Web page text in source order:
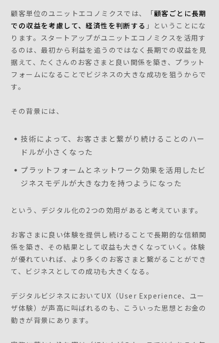
顧客単位のユニットエコノミクスでは、「顧客ごとに長期
での収益を考慮して、経済性を判断する 」ということにな
ります。スタートアップがユニットエコノミクスを活用す
るのは、最初から利益を追うのではなく長期での収益を見
据えて、たくさんのお客さまと良い関係を築き、プラット
フォームになることでビジネスの大きな成功を狙うからで
す。
その背景には、
技術によって、お客さまと繋がり続けることのハー
ドルが小さくなった
プラットフォームとネットワーク効果を活用したビ
ジネスモデルが大きな力を持つようになった
という、デジタル化の2つの効用があると考えています。
お客さまに良い体験を提供し続けることで長期的な信頼関
係を築き、その結果として収益も大きくなっていく。体験
が優れていれば、より多くのお客さまと繋がることができ
て、ビジネスとしての成功も大きくなる。
デジタルビジネスにおいてUX（User Experience、ユー
ザ体験）が声高に叫ばれるのも、こういった思想とお金の
動きが背景にあります。